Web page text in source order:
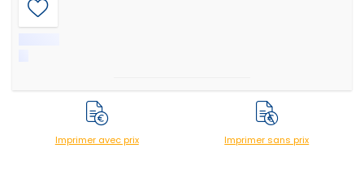
Imprimer avec prix Imprimer sans prix